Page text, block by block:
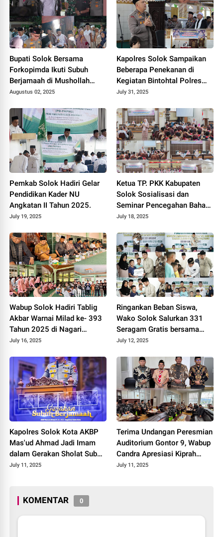
Bupati Solok Bersama
Forkopimda Ikuti Subuh
Berjamaah di Mushollah
Nurussalam.
Augustus 02, 2025
Kapolres Solok Sampaikan
Beberapa Penekanan di
Kegiatan Bintohtal Polres
Solok 2025.
July 31, 2025
Pemkab Solok Hadiri Gelar
Pendidikan Kader NU
Angkatan II Tahun 2025.
July 19, 2025
Ketua TP. PKK Kabupaten
Solok Sosialisasi dan
Seminar Pencegahan Bahaya
LGBT di Kalangan Sekolah
July 18, 2025
Wabup Solok Hadiri Tablig
Akbar Warnai Milad ke- 393
Tahun 2025 di Nagari
Paninjauan.
July 16, 2025
Ringankan Beban Siswa,
Wako Solok Salurkan 331
Seragam Gratis bersama
BAZNAS 2025.
July 12, 2025
Kapolres Solok Kota AKBP
Mas'ud Ahmad Jadi Imam
dalam Gerakan Sholat Subuh
Berjamaah di Masjid Nurul
July 11, 2025
Terima Undangan Peresmian
Auditorium Gontor 9, Wabup
Candra Apresiasi Kiprah
Ponpes dalam
July 11, 2025
KOMENTAR 0